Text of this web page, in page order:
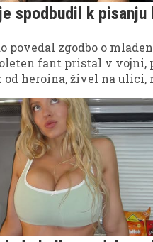
spodbudil k pisanju
povedal zgodbo o
fant pristal v vojni,
heroina, živel na ulici,
do Hollywooda in
bi verjetno pomislili, da
A Feđa Štukan je vse to